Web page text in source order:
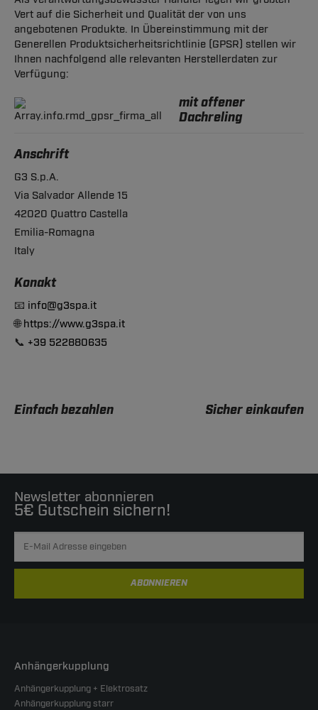
Vert auf die Sicherheit und Qualität der von uns
angebotenen Produkte. In Übereinstimmung mit der
Generellen Produktsicherheitsrichtlinie (GPSR) stellen wir
Ihnen nachfolgend alle relevanten Herstellerdaten zur
Verfügung:
mit offener
Dachreling
Anschrift
G3 S.p.A.
Via Salvador Allende 15
42020 Quattro Castella
Emilia-Romagna
Italy
Konakt
📧 info@g3spa.it
🌐https://www.g3spa.it
📞 +39 522880635
Einfach bezahlen Sicher einkaufen
Newsletter abonnieren
5€ Gutschein sichern!
ABONNIEREN
Anhängerkupplung
Anhängerkupplung + Elektrosatz
Anhängerkupplung starr